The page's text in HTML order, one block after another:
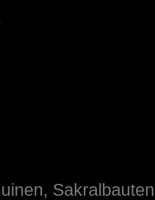
Sakralbauten